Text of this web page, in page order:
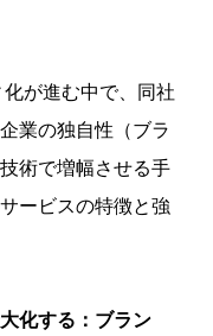
が進む中で、同社
業の独自性（ブラ
術で増幅させる手
ービスの特徴と強
化する：ブラン